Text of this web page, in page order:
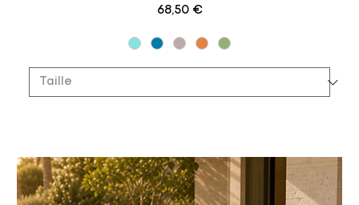
Prix
68,50 €